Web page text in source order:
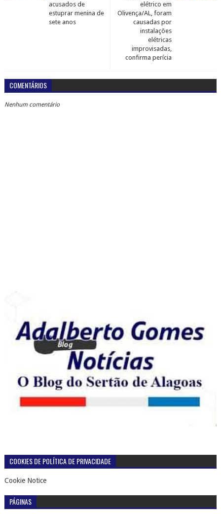
elétrico em
Olivença/AL, foram
causadas por
instalações
elétricas
improvisadas,
confirma perícia
acusados de
estuprar menina de
sete anos
COMENTÁRIOS
Nenhum comentário
COOKIES DE POLÍTICA DE PRIVACIDADE
Cookie Notice
PÁGINAS